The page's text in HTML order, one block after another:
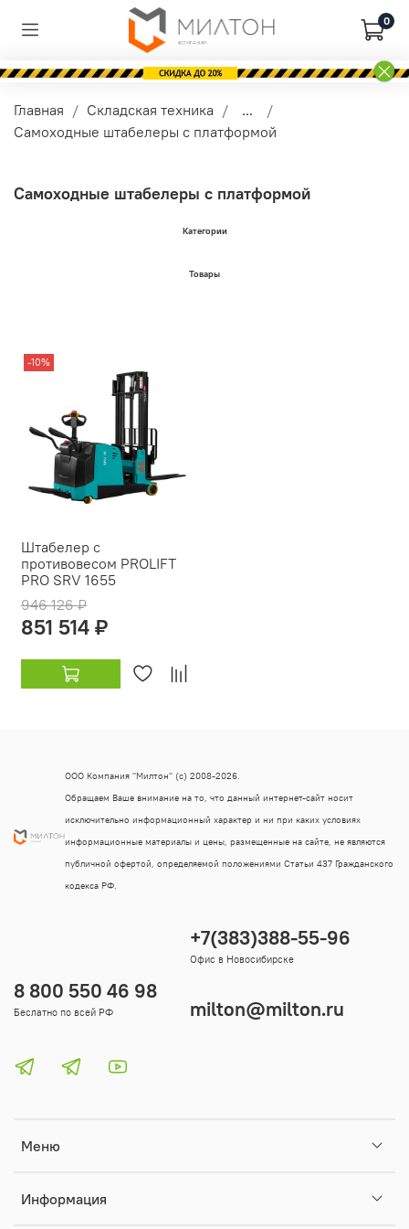
0
Главная Складская техника
...
Самоходные штабелеры с платформой
Самоходные штабелеры с платформой
Категории
Товары
-10%
Штабелер с
противовесом PROLIFT
PRO SRV 1655
946 126 ₽
851 514 ₽
Меню
Информация
8 800 550 46 98
Беслатно по всей РФ
+7(383)388-55-96
Офис в Новосибирске
milton@milton.ru
ООО Компания "Милтон" (с) 2008-2026.
Обращаем Ваше внимание на то, что данный интернет-сайт носит
исключительно информационный характер и ни при каких условиях
информационные материалы и цены, размещенные на сайте, не являются
публичной офертой, определяемой положениями Статьи 437 Гражданского
кодекса РФ.